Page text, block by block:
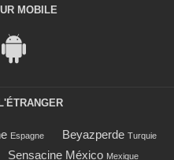
MOBILE
Espagne Beyazperde Turquie
Sensacine México Mexique